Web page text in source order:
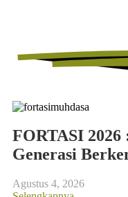
FORTASI
Generasi
Agustus 4, 2026